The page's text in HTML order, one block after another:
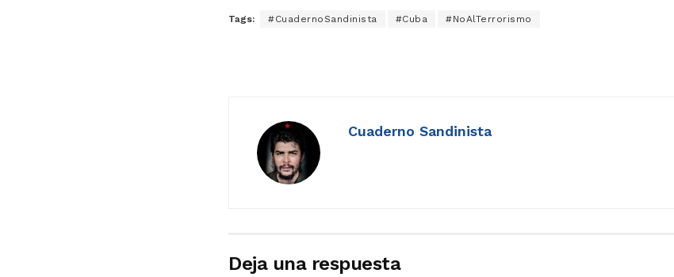
Tags: #CuadernoSandinista #Cuba #NoAlTerrorismo
Cuaderno Sandinista
Deja una respuesta